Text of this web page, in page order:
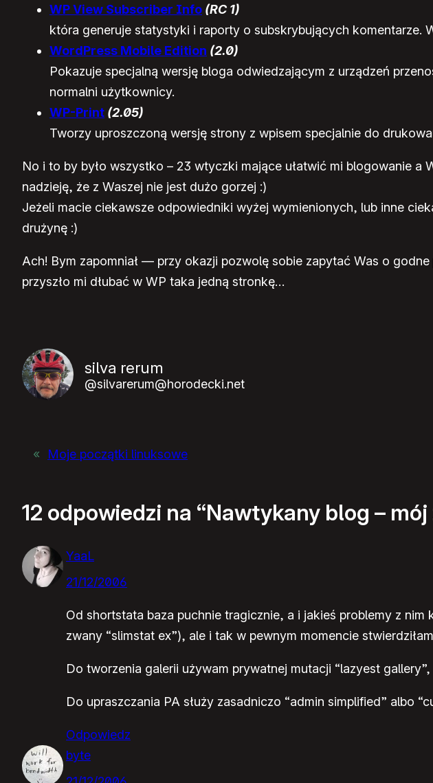
WP View Subscriber Info (RC 1)
która generuje statystyki i raporty o subskrybujących komentarze.
WordPress Mobile Edition (2.0)
Pokazuje specjalną wersję bloga odwiedzającym z urządzeń
normalni użytkownicy.
WP-Print (2.05)
Tworzy uproszczoną wersję strony z wpisem specjalnie do
No i to by było wszystko – 23 wtyczki mające ułatwić mi blogowanie
nadzieję, że z Waszej nie jest dużo gorzej :)
Jeżeli macie ciekawsze odpowiedniki wyżej wymienionych, lub inne
drużynę :)
Ach! Bym zapomniał — przy okazji pozwolę sobie zapytać Was o
przyszło mi dłubać w WP taka jedną stronkę…
silva rerum
@silvarerum@horodecki.net
« Moje początki linuksowe
12 odpowiedzi na “Nawtykany blog –
YaaL
21/12/2006
Od shortstata baza puchnie tragicznie, a i jakieś problemy z
zwany “slimstat ex”), ale i tak w pewnym momencie
Do tworzenia galerii używam prywatnej mutacji “lazyest
Do upraszczania PA służy zasadniczo “admin simplified” albo
Odpowiedz
byte